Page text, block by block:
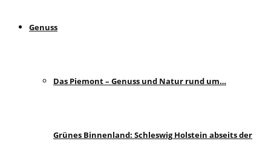
Genuss
Das Piemont – Genuss und Natur rund um…
Grünes Binnenland: Schleswig Holstein abseits der